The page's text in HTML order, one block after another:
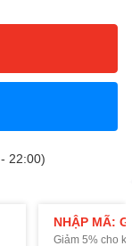
22:00)
NHẬP MÃ:
Giảm 5% cho